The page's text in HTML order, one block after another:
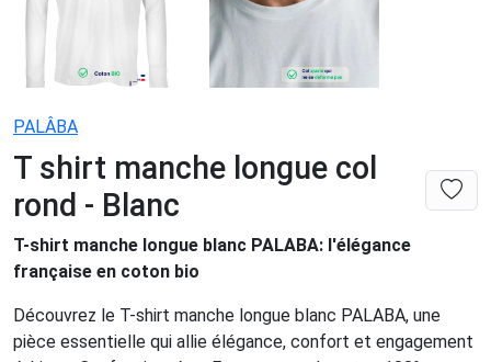
PALÂBA
T shirt manche longue col
rond - Blanc
T-shirt manche longue blanc PALABA: l'élégance
française en coton bio
Découvrez le T-shirt manche longue blanc PALABA, une
pièce essentielle qui allie élégance, confort et engagement